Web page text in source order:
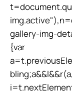
gallery-img-
{var